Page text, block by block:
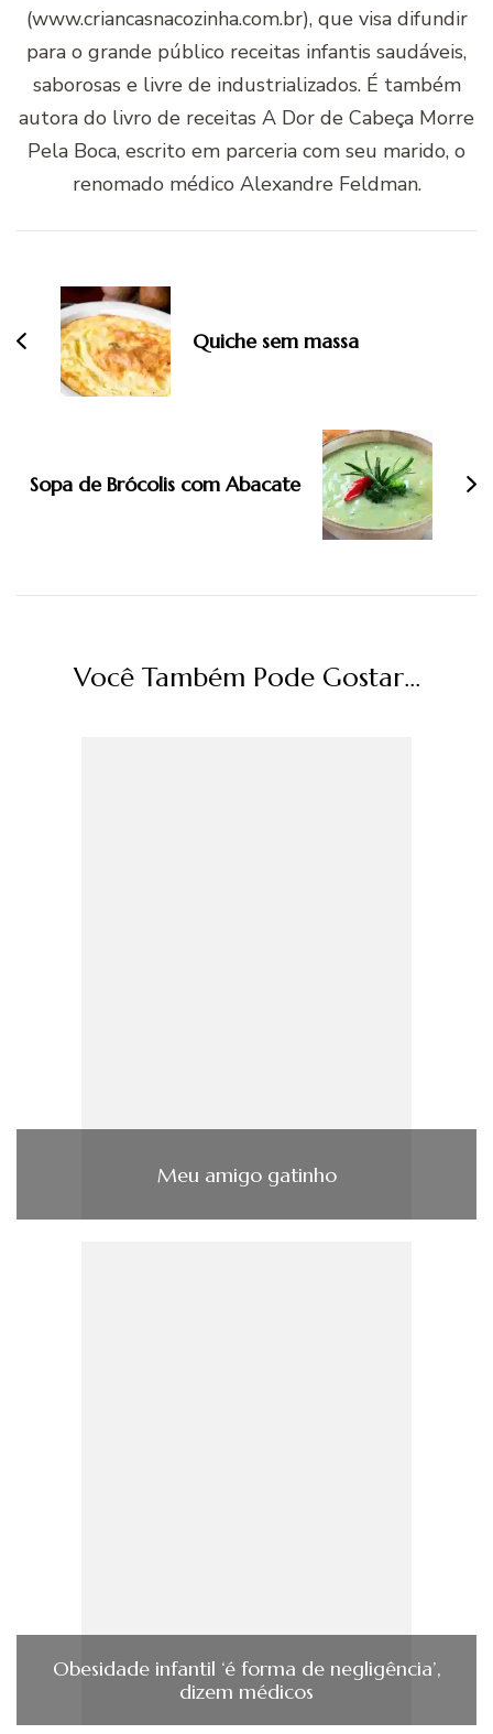
(www.criancasnacozinha.com.br), que visa difundir
para o grande público receitas infantis saudáveis,
saborosas e livre de industrializados. É também
autora do livro de receitas A Dor de Cabeça Morre
Pela Boca, escrito em parceria com seu marido, o
renomado médico Alexandre Feldman.
post
Quiche sem massa
Sopa de Brócolis com Abacate
Você Também Pode Gostar...
Meu amigo gatinho
Obesidade infantil ‘é forma de negligência’,
dizem médicos